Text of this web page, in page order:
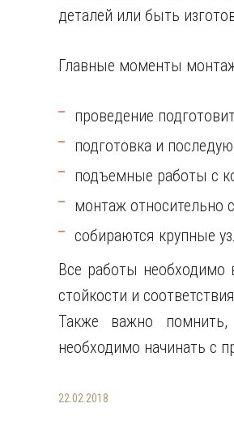
деталей или быть
Главные моменты
проведение
подготовка и
подъемные работы с
монтаж относительно
собираются крупные
Все работы необходимо
стойкости и
Также важно помнить,
необходимо начинать с
22.02.2018